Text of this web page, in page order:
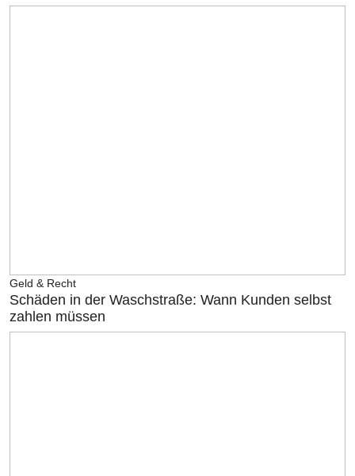
Geld & Recht
Schäden in der Waschstraße: Wann Kunden selbst
zahlen müssen